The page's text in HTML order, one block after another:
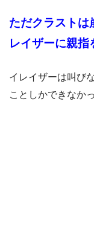
ただクラストは
レイザーに親指
イレイザーは叫び
ことしかできなかっ